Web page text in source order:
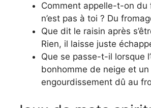
Comment appelle-t-on du
n’est pas à toi ? Du
Que dit le raisin après
Rien, il laisse juste
Que se passe-t-il lorsque
bonhomme de neige et un
engourdissement dû au